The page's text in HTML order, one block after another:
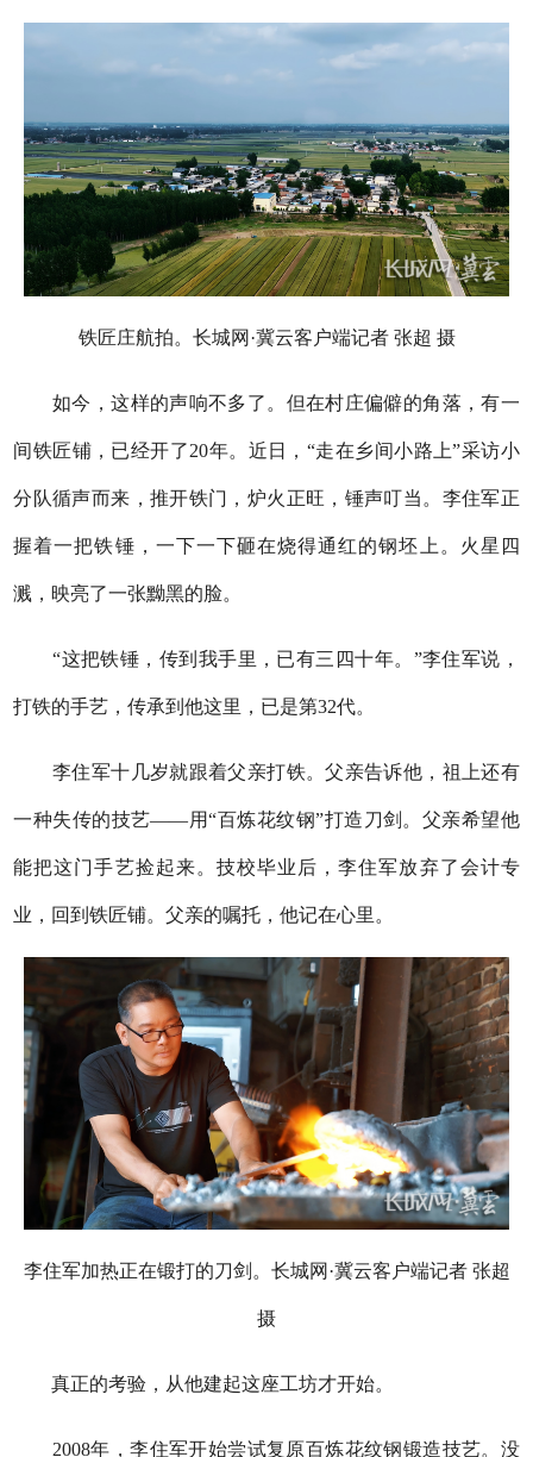
铁匠庄航拍。长城网·冀云客户端记者 张超 摄
如今，这样的声响不多了。但在村庄偏僻的角落，有一
间铁匠铺，已经开了20年。近日，“走在乡间小路上”采访小
分队循声而来，推开铁门，炉火正旺，锤声叮当。李住军正
握着一把铁锤，一下一下砸在烧得通红的钢坯上。火星四
溅，映亮了一张黝黑的脸。
“这把铁锤，传到我手里，已有三四十年。”李住军说，
打铁的手艺，传承到他这里，已是第32代。
李住军十几岁就跟着父亲打铁。父亲告诉他，祖上还有
一种失传的技艺——用“百炼花纹钢”打造刀剑。父亲希望他
能把这门手艺捡起来。技校毕业后，李住军放弃了会计专
业，回到铁匠铺。父亲的嘱托，他记在心里。
李住军加热正在锻打的刀剑。长城网·冀云客户端记者 张超
摄
真正的考验，从他建起这座工坊才开始。
2008年，李住军开始尝试复原百炼花纹钢锻造技艺。没